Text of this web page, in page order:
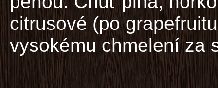
citrusové (po
vysokému chmelení za